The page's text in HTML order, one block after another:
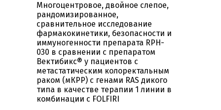
Многоцентровое, двойное слепое,
рандомизированное,
сравнительное исследование
фармакокинетики, безопасности и
иммуногенности препарата RPH-
030 в сравнении с препаратом
Вектибикс® у пациентов с
метастатическим колоректальным
раком (мКРР) с генами RAS дикого
типа в качестве терапии 1 линии в
комбинации с FOLFIRI